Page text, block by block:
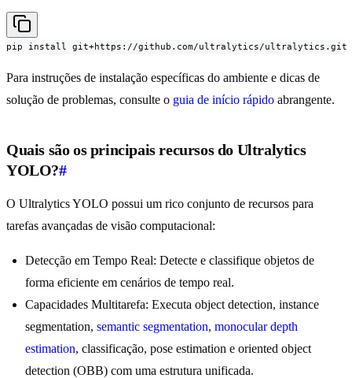
pip install git+https://github.com/ultralytics/ultralytics.git
Para instruções de instalação específicas do ambiente e dicas de
solução de problemas, consulte o guia de início rápido abrangente.
Quais são os principais recursos do Ultralytics
YOLO?#
O Ultralytics YOLO possui um rico conjunto de recursos para
tarefas avançadas de visão computacional:
Detecção em Tempo Real: Detecte e classifique objetos de
forma eficiente em cenários de tempo real.
Capacidades Multitarefa: Executa object detection, instance
segmentation, semantic segmentation, monocular depth
estimation, classificação, pose estimation e oriented object
detection (OBB) com uma estrutura unificada.